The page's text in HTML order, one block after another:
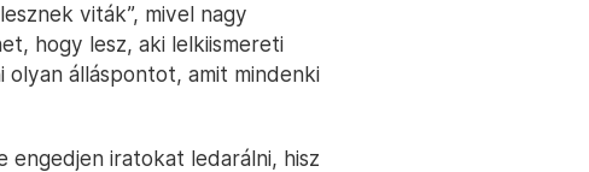
viták”, mivel nagy
hogy lesz, aki lelkiismereti
álláspontot, amit mindenki
engedjen iratokat ledarálni, hisz